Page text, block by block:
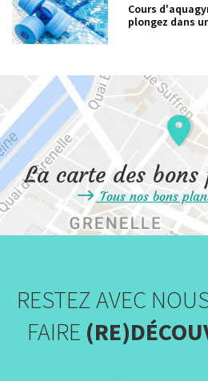
Cours
plongez dans
La carte des
Tous nos bons
RESTEZ AVEC
FAIRE